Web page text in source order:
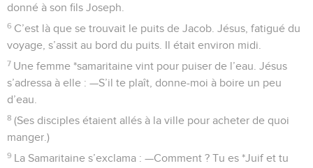
donné à son fils Joseph.
6 C’est là que se trouvait le puits de Jacob. Jésus, fatigué du
voyage, s’assit au bord du puits. Il était environ midi.
7 Une femme *samaritaine vint pour puiser de l’eau. Jésus
s’adressa à elle : —S’il te plaît, donne-moi à boire un peu
d’eau.
8 (Ses disciples étaient allés à la ville pour acheter de quoi
manger.)
9 La Samaritaine s’exclama : —Comment ? Tu es *Juif et tu